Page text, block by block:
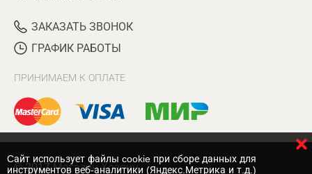
ЗАКАЗАТЬ ЗВОНОК
ГРАФИК РАБОТЫ
ПРИНИМАЕМ К ОПЛАТЕ
© 2017 Магазин Хозяин
Cайт использует файлы cookie при сборе данных для
инструментов веб-аналитики (Яндекс.Метрика и т.д.)